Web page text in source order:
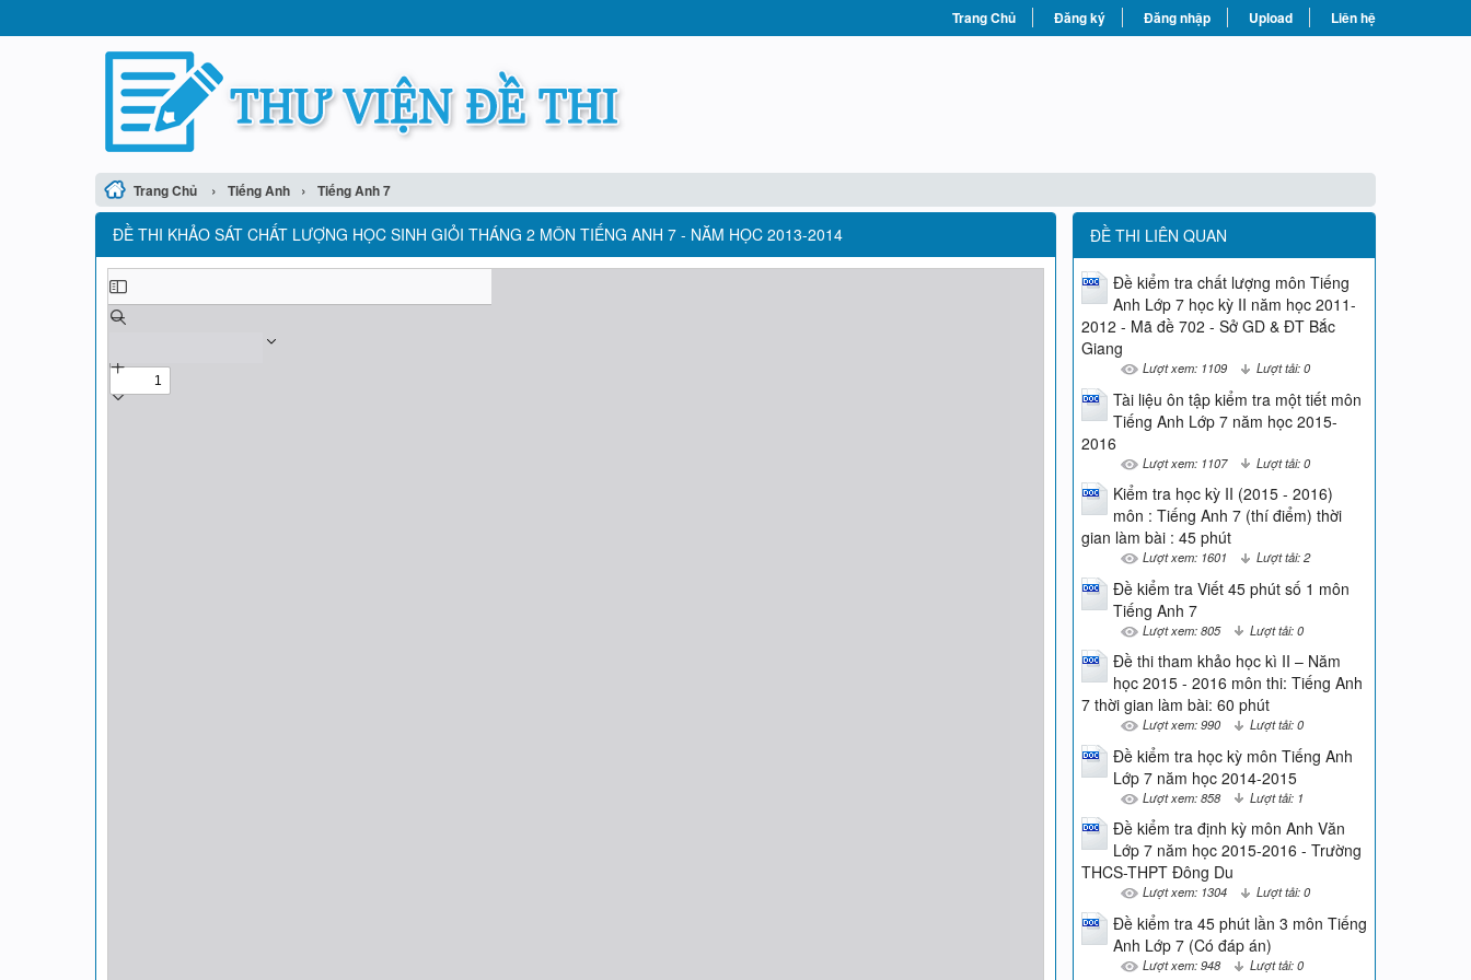
Trang Chủ Đăng ký Đăng nhập Upload Liên hệ
Trang Chủ › Tiếng Anh › Tiếng Anh 7
ĐỀ THI KHẢO SÁT CHẤT LƯỢNG HỌC SINH GIỎI THÁNG 2 MÔN TIẾNG ANH 7 - NĂM HỌC 2013-2014 ĐỀ THI LIÊN QUAN
Đề kiểm tra chất lượng môn Tiếng
Anh Lớp 7 học kỳ II năm học 2011-
2012 - Mã đề 702 - Sở GD & ĐT Bắc
Giang
Lượt xem: 1109 Lượt tải: 0
Tài liệu ôn tập kiểm tra một tiết môn
Tiếng Anh Lớp 7 năm học 2015-
2016
Lượt xem: 1107 Lượt tải: 0
Kiểm tra học kỳ II (2015 - 2016)
môn : Tiếng Anh 7 (thí điểm) thời
gian làm bài : 45 phút
Lượt xem: 1601 Lượt tải: 2
Đề kiểm tra Viết 45 phút số 1 môn
Tiếng Anh 7
Lượt xem: 805 Lượt tải: 0
Đề thi tham khảo học kì II – Năm
học 2015 - 2016 môn thi: Tiếng Anh
7 thời gian làm bài: 60 phút
Lượt xem: 990 Lượt tải: 0
Đề kiểm tra học kỳ môn Tiếng Anh
Lớp 7 năm học 2014-2015
Lượt xem: 858 Lượt tải: 1
Đề kiểm tra định kỳ môn Anh Văn
Lớp 7 năm học 2015-2016 - Trường
THCS-THPT Đông Du
Lượt xem: 1304 Lượt tải: 0
Đề kiểm tra 45 phút lần 3 môn Tiếng
Anh Lớp 7 (Có đáp án)
Lượt xem: 948 Lượt tải: 0